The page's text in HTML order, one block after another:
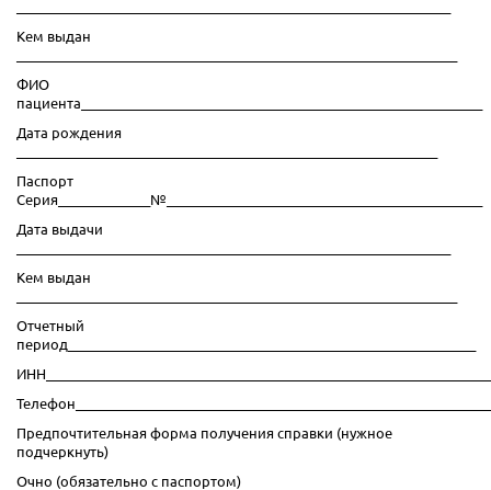
Кем выдан
ФИО
пациента_____________________________________________________________
Дата рождения
Паспорт
Серия______________№________________________________________________
Дата выдачи
Кем выдан
Отчетный
период______________________________________________________________
Предпочтительная форма получения справки (нужное
подчеркнуть)
Очно (обязательно с паспортом)